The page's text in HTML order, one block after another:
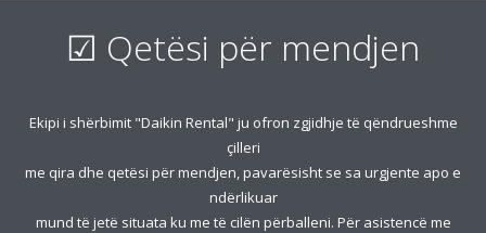
☑ Qetësi për mendjen
Ekipi i shërbimit "Daikin Rental" ju ofron zgjidhje të qëndrueshme
çilleri
me qira dhe qetësi për mendjen, pavarësisht se sa urgjente apo e
ndërlikuar
mund të jetë situata ku me të cilën përballeni. Për asistencë me